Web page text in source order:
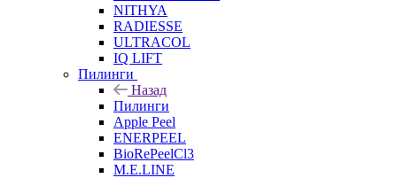
NITHYA
RADIESSE
ULTRACOL
IQ LIFT
Пилинги
Назад
Пилинги
Apple Peel
ENERPEEL
BioRePeelCl3
M.E.LINE